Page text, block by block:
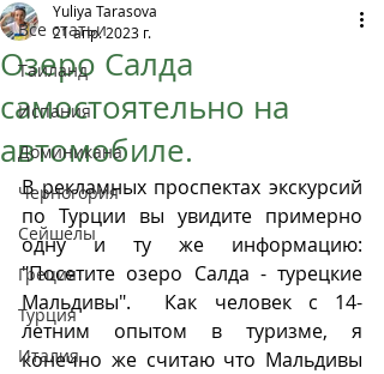
Все статьи
Таиланд
Испания
Доминикана
Черногория
Сейшелы
Греция
Турция
Италия
Озеро Салда
самостоятельно на
автомобиле.
Yuliya Tarasova
21 апр. 2023 г.
В рекламных проспектах экскурсий
по Турции вы увидите примерно
одну и ту же информацию:
"Посетите озеро Салда - турецкие
Мальдивы".  Как человек с 14-
летним опытом в туризме, я
конечно же считаю что Мальдивы